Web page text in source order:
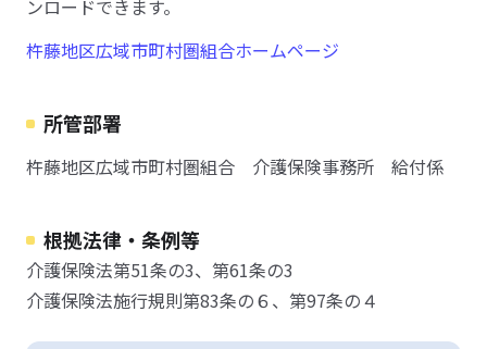
ンロードできます。
杵藤地区広域市町村圏組合ホームページ
所管部署
杵藤地区広域市町村圏組合 介護保険事務所 給付係
根拠法律・条例等
介護保険法第51条の3、第61条の3
介護保険法施行規則第83条の６、第97条の４